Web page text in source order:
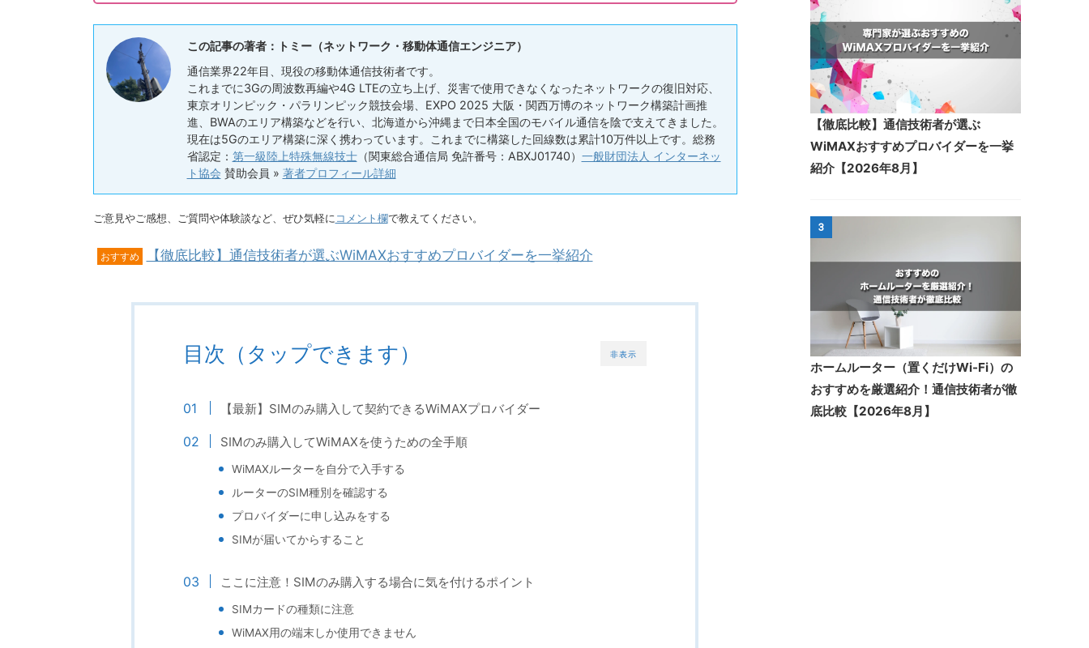
この記事の著者：トミー（ネットワーク・移動体通信エンジニア）
通信業界22年目、現役の移動体通信技術者です。
これまでに3Gの周波数再編や4G LTEの立ち上げ、災害で使用できなくなったネットワークの復旧対応、
東京オリンピック・パラリンピック競技会場、EXPO 2025 大阪・関西万博のネットワーク構築計画推
進、BWAのエリア構築などを行い、北海道から沖縄まで日本全国のモバイル通信を陰で支えてきました。
現在は5Gのエリア構築に深く携わっています。これまでに構築した回線数は累計10万件以上です。総務
省認定： 第一級陸上特殊無線技士（関東総合通信局 免許番号：ABXJ01740） 一般財団法人 インターネッ
ト協会 賛助会員 » 著者プロフィール詳細
ご意見やご感想、ご質問や体験談など、ぜひ気軽に コメント欄で教えてください。
おすすめ 【徹底比較】通信技術者が選ぶWiMAXおすすめプロバイダーを一挙紹介
非表示
目次（タップできます）
【最新】SIMのみ購入して契約できるWiMAXプロバイダー
SIMのみ購入してWiMAXを使うための全手順
WiMAXルーターを自分で入手する
ルーターのSIM種別を確認する
プロバイダーに申し込みをする
SIMが届いてからすること
ここに注意！SIMのみ購入する場合に気を付けるポイント
SIMカードの種類に注意
WiMAX用の端末しか使用できません
【徹底比較】通信技術者が選ぶ
WiMAXおすすめプロバイダーを一挙
紹介【2026年8月】
3
ホームルーター（置くだけWi-Fi）の
おすすめを厳選紹介！通信技術者が徹
底比較【2026年8月】